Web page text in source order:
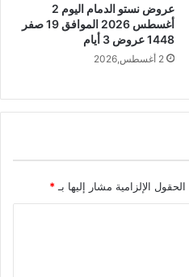
عروض نستو الدمام اليوم 2
أغسطس 2026 الموافق 19 صفر
1448 عروض 3 أيام
2 أغسطس,2026
الحقول الإلزامية مشار إليها بـ *